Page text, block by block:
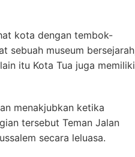
kota dengan tembok-
sebuah museum
itu Kota Tua juga memiliki
menakjubkan ketika
tersebut Teman Jalan
secara leluasa.